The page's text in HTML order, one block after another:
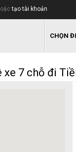
tạo tài khoản
CHỌN
xe 7 chỗ đi